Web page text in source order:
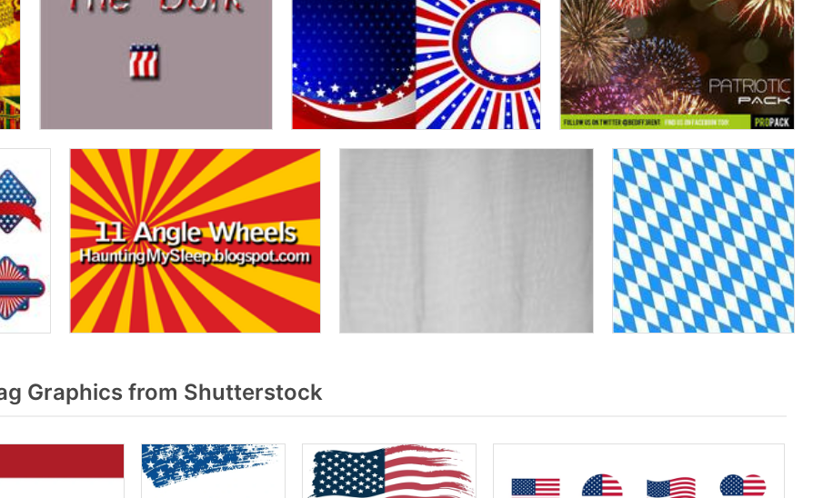
Graphics from Shutterstock